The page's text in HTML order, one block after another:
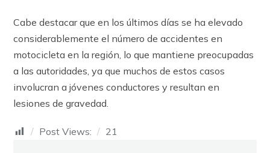
Cabe destacar que en los últimos días se ha elevado
considerablemente el número de accidentes en
motocicleta en la región, lo que mantiene preocupadas
a las autoridades, ya que muchos de estos casos
involucran a jóvenes conductores y resultan en
lesiones de gravedad.
Post Views: 21